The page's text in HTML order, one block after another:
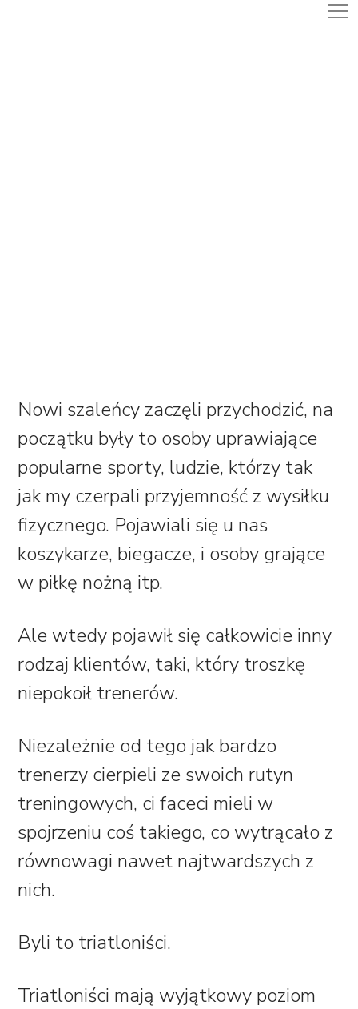
Nowi szaleńcy zaczęli przychodzić, na
początku były to osoby uprawiające
popularne sporty, ludzie, którzy tak
jak my czerpali przyjemność z wysiłku
fizycznego. Pojawiali się u nas
koszykarze, biegacze, i osoby grające
w piłkę nożną itp.
Ale wtedy pojawił się całkowicie inny
rodzaj klientów, taki, który troszkę
niepokoił trenerów.
Niezależnie od tego jak bardzo
trenerzy cierpieli ze swoich rutyn
treningowych, ci faceci mieli w
spojrzeniu coś takiego, co wytrącało z
równowagi nawet najtwardszych z
nich.
Byli to triatloniści.
Triatloniści mają wyjątkowy poziom